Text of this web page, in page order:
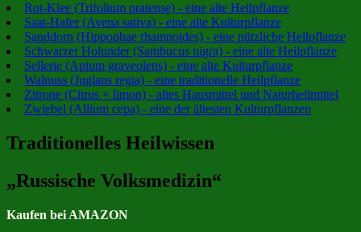
Rot-Klee (Trifolium pratense) - eine alte Heilpflanze
Saat-Hafer (Avena sativa) - eine alte Kulturpflanze
Sanddorn (Hippophae rhamnoides) - eine nützliche Heilpflanze
Schwarzer Holunder (Sambucus nigra) - eine alte Heilpflanze
Sellerie (Apium graveolens) - eine alte Kulturpflanze
Walnuss (Juglans regia) - eine traditionelle Heilpflanze
Zitrone (Citrus × limon) - altes Hausmittel und Naturheilmittel
Zwiebel (Allium cepa) - eine der ältesten Kulturpflanzen
Traditionelles Heilwissen
„Russische Volksmedizin“
Kaufen bei AMAZON